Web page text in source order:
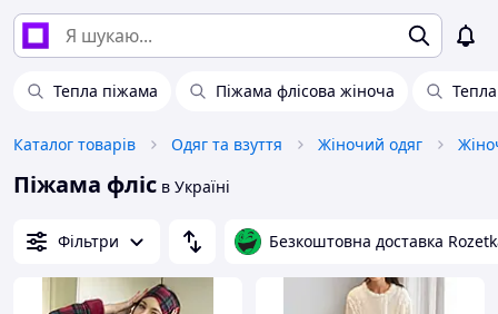
Тепла піжама Піжама флісова жіноча
Каталог товарів Одяг та взуття Жіночий одяг
Піжама фліс в Україні
Фільтри Безкоштовна доставка